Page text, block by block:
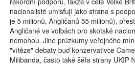
nacionalisté umisťují jako strana s
je 5 milionů, Angličanů 55 milionů),
Angličané ve volbách pro skotské
nemohou. Jiné průzkumy veřejného
"vítěze" debaty buď konzervativce
Milibanda, často také šéfa strany UKIP